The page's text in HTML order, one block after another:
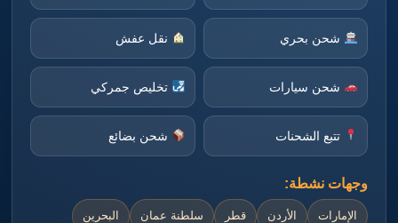
شحن بحري نقل عفش
شحن سيارات تخليص جمركي
تتبع الشحنات شحن بضائع
وجهات نشطة:
الإمارات الأردن قطر سلطنة عمان البحرين